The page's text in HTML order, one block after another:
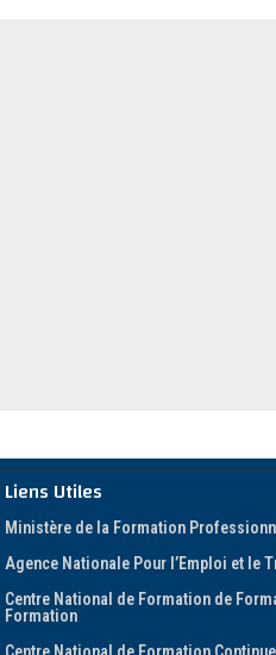
Liens Utiles
Ministère de la Formation
Agence Nationale Pour l’Emploi et le
Centre National de Formation de
Formation